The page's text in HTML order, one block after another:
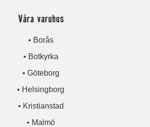
Våra varuhus
• Borås
• Botkyrka
• Göteborg
• Helsingborg
• Kristianstad
• Malmö